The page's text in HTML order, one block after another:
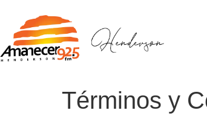
Términos y